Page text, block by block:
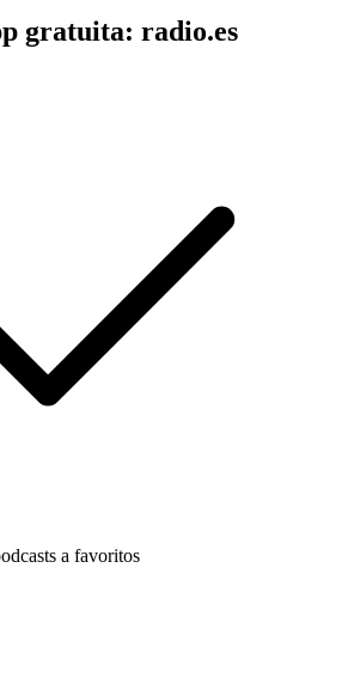
gratuita: radio.es
a favoritos